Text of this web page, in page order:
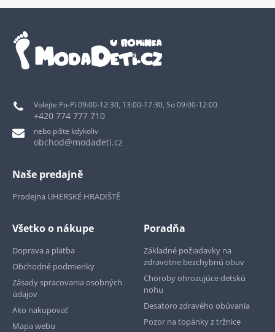
Volejte Po-Pi 09:00-12:30, 13:00-17:30, So 09:00-12:00
+420 774 777 710
nebo pište kdykoliv
obchod@modadeti.cz
Naše predajně
Prodejna UHERSKÉ HRADIŠTĚ
Všetko o nákupe
Doprava a platba
Obchodné podmienky
Zásady spracovania osobných
údajov
Ako nakupovať
Mapa webu
Poradňa
Základné požiadavky na
zdravotne bezchybnú obuv
Choroby ohrozujúce detskú
nohu
Desatoro zdravého obúvania
Pozor na topánky z tržnice